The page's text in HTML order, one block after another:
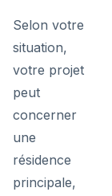
Selon votre
situation,
votre projet
peut
concerner
une
résidence
principale,